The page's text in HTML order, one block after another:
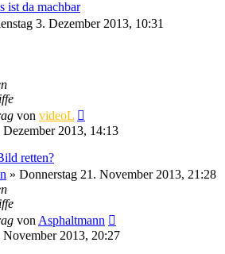
ist da machbar
3. Dezember 2013, 10:31
von videoL
Dezember 2013, 14:13
retten?
» Donnerstag 21. November 2013, 21:28
von Asphaltmann
November 2013, 20:27